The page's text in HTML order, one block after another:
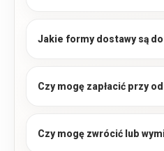
Jakie formy dostawy są
Czy mogę zapłacić przy
Czy mogę zwrócić lub